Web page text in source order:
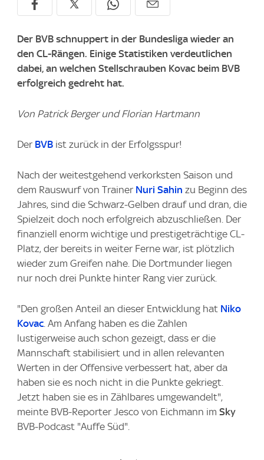
Der BVB schnuppert in der Bundesliga wieder an
den CL-Rängen. Einige Statistiken verdeutlichen
dabei, an welchen Stellschrauben Kovac beim BVB
erfolgreich gedreht hat.
Von Patrick Berger und Florian Hartmann
Der BVB ist zurück in der Erfolgsspur!
Nach der weitestgehend verkorksten Saison und
dem Rauswurf von Trainer Nuri Sahin zu Beginn des
Jahres, sind die Schwarz-Gelben drauf und dran, die
Spielzeit doch noch erfolgreich abzuschließen. Der
finanziell enorm wichtige und prestigeträchtige CL-
Platz, der bereits in weiter Ferne war, ist plötzlich
wieder zum Greifen nahe. Die Dortmunder liegen
nur noch drei Punkte hinter Rang vier zurück.
"Den großen Anteil an dieser Entwicklung hat Niko
Kovac. Am Anfang haben es die Zahlen
lustigerweise auch schon gezeigt, dass er die
Mannschaft stabilisiert und in allen relevanten
Werten in der Offensive verbessert hat, aber da
haben sie es noch nicht in die Punkte gekriegt.
Jetzt haben sie es in Zählbares umgewandelt",
meinte BVB-Reporter Jesco von Eichmann im Sky
BVB-Podcast "Auffe Süd".